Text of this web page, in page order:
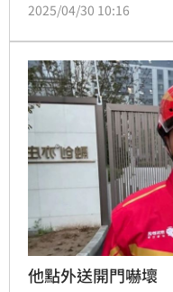
者同盟（ICIJ）今天公
這道通緝令是中國要
注的是，阿里巴巴創
自打電話勸H回國，
2025/04/30 10:16
他點外送開門嚇壞